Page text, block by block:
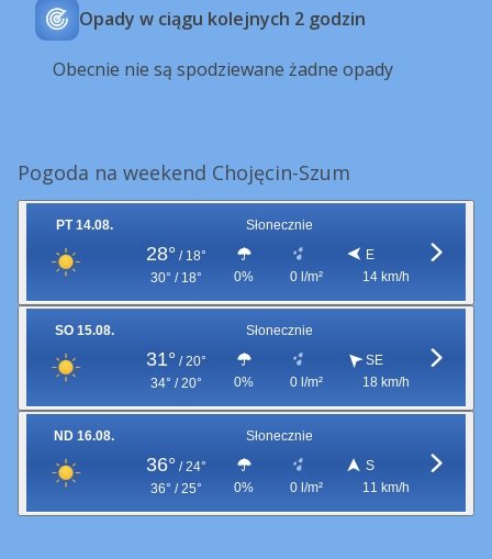
Opady w ciągu kolejnych 2 godzin
Obecnie nie są spodziewane żadne opady
Pogoda na weekend Chojęcin-Szum
PT 14.08. Słonecznie
28° / 18°
30° / 18°
0% 0 l/m²
E
14 km/h
SO 15.08. Słonecznie
31° / 20°
34° / 20°
0% 0 l/m²
SE
18 km/h
ND 16.08. Słonecznie
36° / 24°
36° / 25°
0% 0 l/m²
S
11 km/h